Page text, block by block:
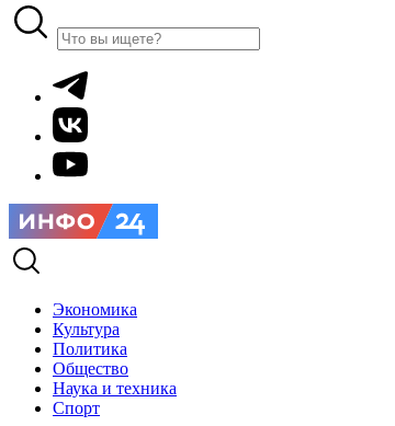
Экономика
Культура
Политика
Общество
Наука и техника
Спорт